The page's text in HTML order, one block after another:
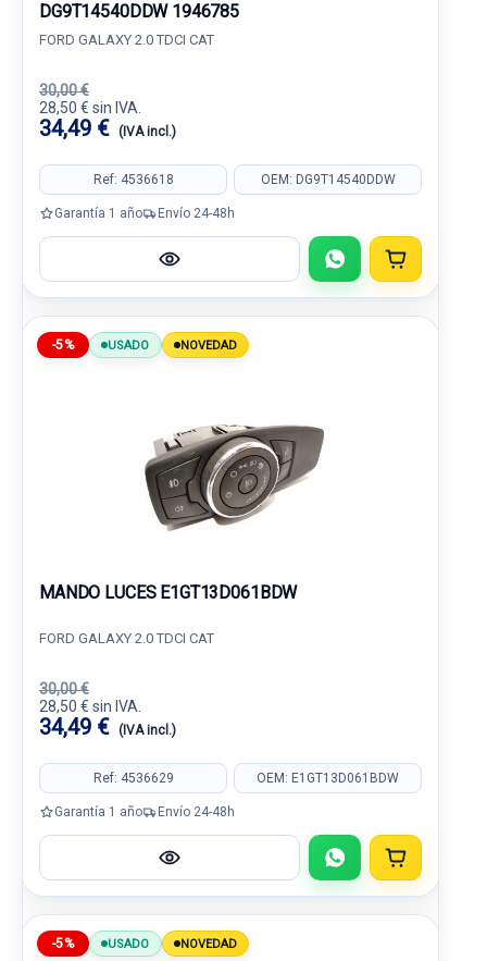
DG9T14540DDW 1946785
FORD GALAXY 2.0 TDCI CAT
30,00 €
28,50 € sin IVA.
34,49 € (IVA incl.)
Ref: 4536618 OEM: DG9T14540DDW
Garantía 1 año Envío 24-48h
-5% USADO NOVEDAD
MANDO LUCES E1GT13D061BDW
FORD GALAXY 2.0 TDCI CAT
30,00 €
28,50 € sin IVA.
34,49 € (IVA incl.)
Ref: 4536629 OEM: E1GT13D061BDW
Garantía 1 año Envío 24-48h
-5% USADO NOVEDAD